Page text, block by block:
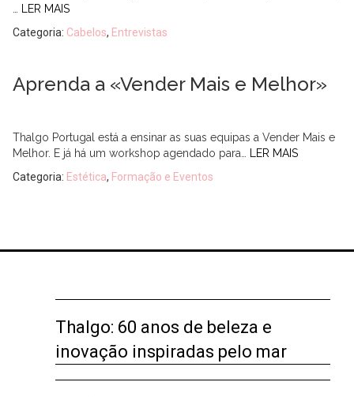
LER MAIS
Categoria: Cabelos, Entrevistas
Aprenda a «Vender Mais e Melhor»
Thalgo Portugal está a ensinar as suas equipas a Vender Mais e
Melhor. E já há um workshop agendado para…
LER MAIS
Categoria: Estética, Formação e Eventos
Thalgo: 60 anos de beleza e
inovação inspiradas pelo mar